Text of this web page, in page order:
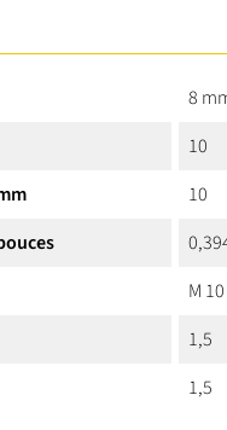
8
10
10
M
1,5
1,5